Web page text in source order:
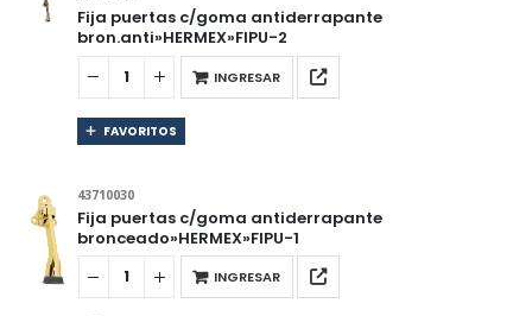
Fija puertas c/goma antiderrapante
bron.anti»HERMEX»FIPU-2
INGRESAR
FAVORITOS
43710030
Fija puertas c/goma antiderrapante
bronceado»HERMEX»FIPU-1
INGRESAR